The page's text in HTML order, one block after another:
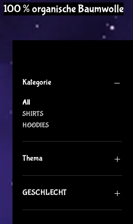
100 % organische Baumwolle
Kategorie
All
SHIRTS
HOODIES
Thema
Thema Gothic
Thema Viking
Thema Fantasy & Mystik
GESCHLECHT
Damen